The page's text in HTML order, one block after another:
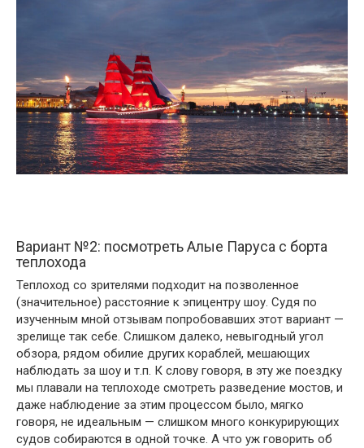
Вариант №2: посмотреть Алые Паруса с борта
теплохода
Теплоход со зрителями подходит на позволенное
(значительное) расстояние к эпицентру шоу. Судя по
изученным мной отзывам попробовавших этот вариант —
зрелище так себе. Слишком далеко, невыгодный угол
обзора, рядом обилие других кораблей, мешающих
наблюдать за шоу и т.п. К слову говоря, в эту же поездку
мы плавали на теплоходе смотреть разведение мостов, и
даже наблюдение за этим процессом было, мягко
говоря, не идеальным — слишком много конкурирующих
судов собираются в одной точке. А что уж говорить об